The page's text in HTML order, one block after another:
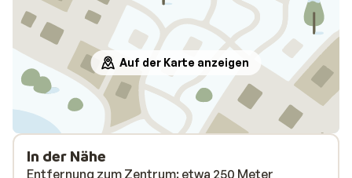
Auf der Karte anzeigen
In der Nähe
Entfernung zum Zentrum: etwa 250 Meter